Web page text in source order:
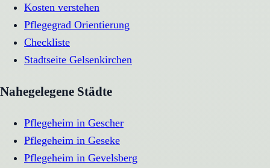
Kosten verstehen
Pflegegrad Orientierung
Checkliste
Stadtseite Gelsenkirchen
Nahegelegene Städte
Pflegeheim in Gescher
Pflegeheim in Geseke
Pflegeheim in Gevelsberg